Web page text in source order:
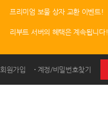
프리미엄 보물 상자 교환 이벤트!
리부트 서버의 혜택은 계속됩니다!
회원가입 계정/비밀번호찾기